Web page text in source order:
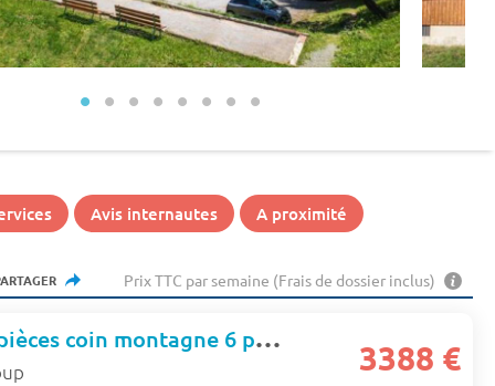
Avis internautes A proximité
Prix TTC par semaine (Frais de dossier inclus)
Appartement 2 pièces coin montagne 6 personnes 3388 €